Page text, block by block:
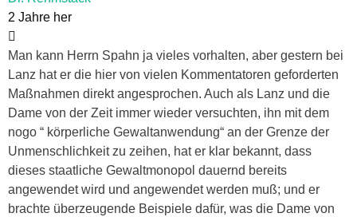
2 Jahre her
Man kann Herrn Spahn ja vieles vorhalten, aber gestern bei
Lanz hat er die hier von vielen Kommentatoren geforderten
Maßnahmen direkt angesprochen. Auch als Lanz und die
Dame von der Zeit immer wieder versuchten, ihn mit dem
nogo “ körperliche Gewaltanwendung“ an der Grenze der
Unmenschlichkeit zu zeihen, hat er klar bekannt, dass
dieses staatliche Gewaltmonopol dauernd bereits
angewendet wird und angewendet werden muß; und er
brachte überzeugende Beispiele dafür, was die Dame von